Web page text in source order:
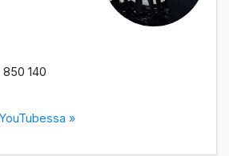
850 140
»